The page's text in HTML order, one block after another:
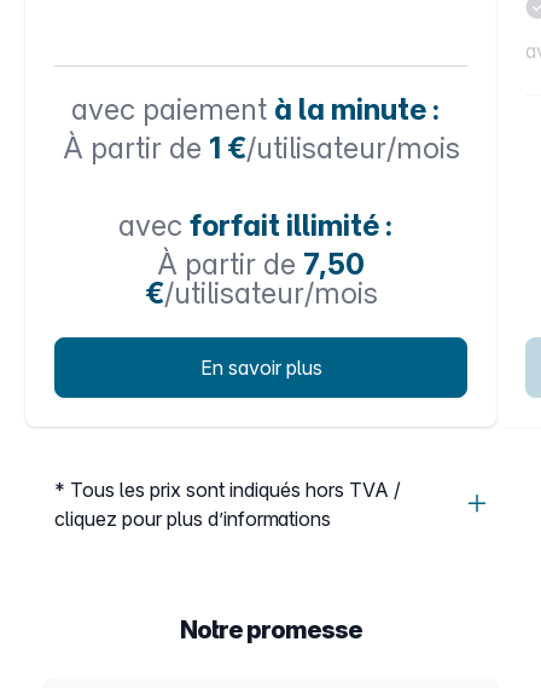
avec paiement à la minute :
À partir de 1 €/utilisateur/mois
avec forfait illimité :
À partir de 7,50
€/utilisateur/mois
En savoir plus
* Tous les prix sont indiqués hors TVA /
cliquez pour plus d’informations
Notre promesse